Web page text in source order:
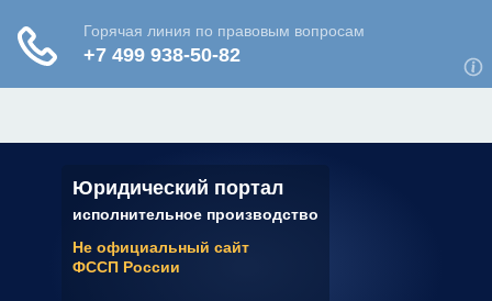
Юридический портал
исполнительное производство
Не официальный сайт
ФССП России
✆ 7 (800) 350-22-64